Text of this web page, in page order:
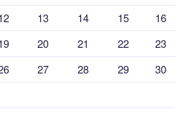
13 14 15
16
20 21 22
23
27 28 29
30